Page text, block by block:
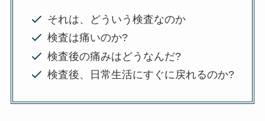
それは、どういう検査なのか
検査は痛いのか?
検査後の痛みはどうなんだ?
検査後、日常生活にすぐに戻れるのか?